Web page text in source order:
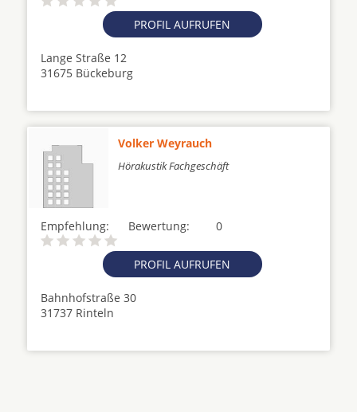
PROFIL AUFRUFEN
Lange Straße 12
31675 Bückeburg
Volker Weyrauch
Hörakustik Fachgeschäft
Empfehlung: 0
Bewertung:
PROFIL AUFRUFEN
Bahnhofstraße 30
31737 Rinteln